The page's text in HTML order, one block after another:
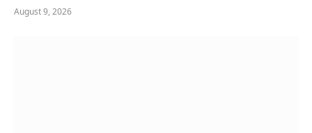
August 9, 2026